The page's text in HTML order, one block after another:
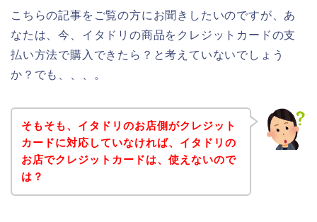
こちらの記事をご覧の方にお聞きしたいのですが、あ
なたは、今、イタドリの商品をクレジットカードの支
払い方法で購入できたら？と考えていないでしょう
か？でも、、、。
そもそも、イタドリのお店側がクレジット
カードに対応していなければ、イタドリの
お店でクレジットカードは、使えないので
は？